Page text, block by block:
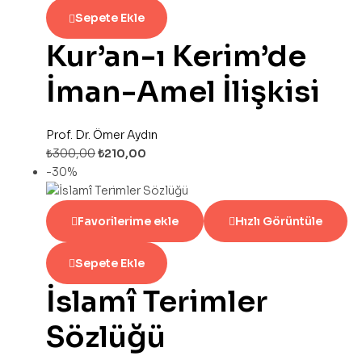
Sepete Ekle
Kur’an-ı Kerim’de
İman-Amel İlişkisi
Prof. Dr. Ömer Aydın
₺300,00₺210,00
-30%
Favorilerime ekle Hızlı Görüntüle
Sepete Ekle
İslamî Terimler
Sözlüğü